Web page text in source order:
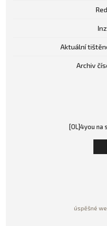
Aktuální
Archiv
[OL]4you na
úspěšné